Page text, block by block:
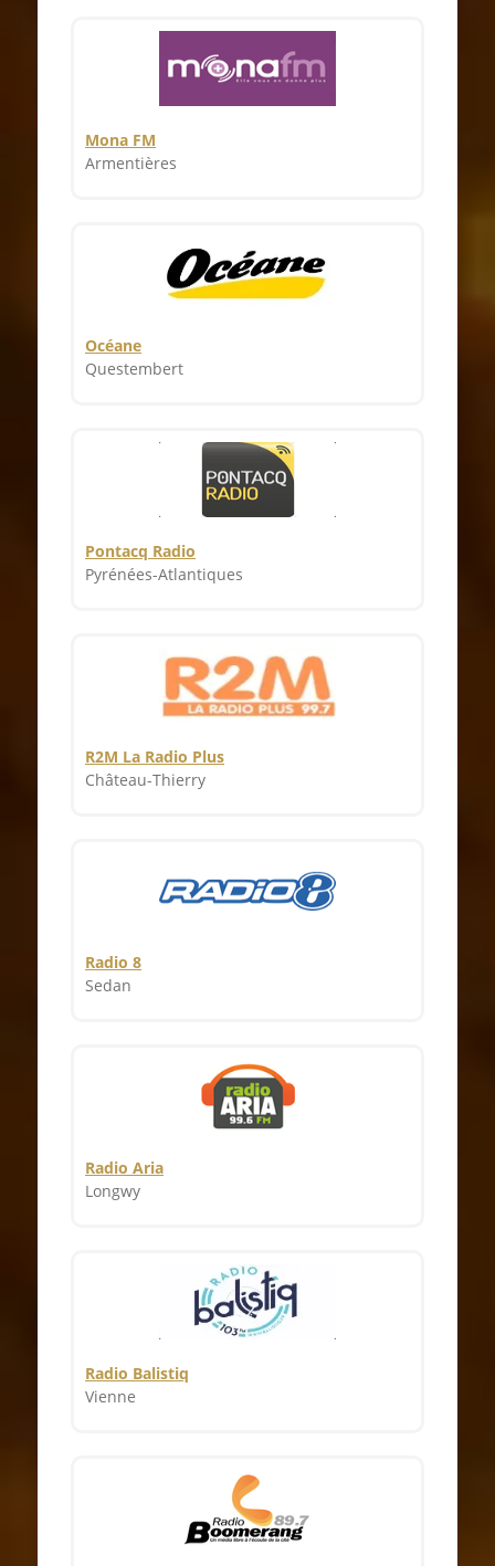
Mona FM
Armentières
Océane
Questembert
Pontacq Radio
Pyrénées-Atlantiques
R2M La Radio Plus
Château-Thierry
Radio 8
Sedan
Radio Aria
Longwy
Radio Balistiq
Vienne